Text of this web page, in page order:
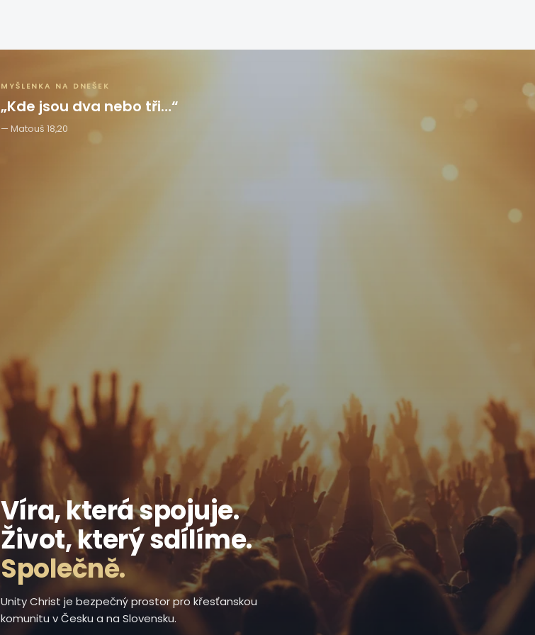
Víra, která spojuje.
Život, který sdílíme.
Společně.
Unity Christ je bezpečný prostor pro křesťanskou
komunitu v Česku a na Slovensku.
MYŠLENKA NA DNEŠEK
„Kde jsou dva nebo tři…“
Matouš 18,20